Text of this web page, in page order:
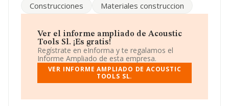
como Sociedad Limitada. Clasifica su actividad CNAE
como '%cnae%', código 4683. La empresa no tiene
Ha contado con el mismo número de empleados y
atendiendo a los datos disponibles en INFORMA, el
número de empleados de la compañía ha estado por
debajo de la media de sector.
Dentro del ranking de empresas elaborado por
sociedad, se destaca que: en 2024, la compañía ha
Construcciones Materiales construccion
Ver el informe ampliado de Acoustic
Tools Sl. ¡Es gratis!
Regístrate en eInforma y te regalamos el
Informe Ampliado de esta empresa.
VER INFORME AMPLIADO DE ACOUSTIC
TOOLS SL.